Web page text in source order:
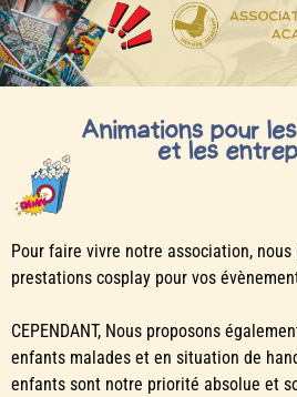
Pour faire vivre notre association,
prestations cosplay pour vos
CEPENDANT, Nous proposons
enfants malades et en situation de
enfants sont notre priorité absolue et